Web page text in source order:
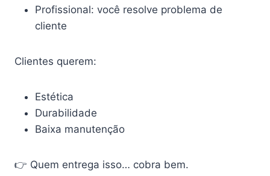
Profissional: você resolve problema de
cliente
Clientes querem:
Estética
Durabilidade
Baixa manutenção
👉 Quem entrega isso… cobra bem.